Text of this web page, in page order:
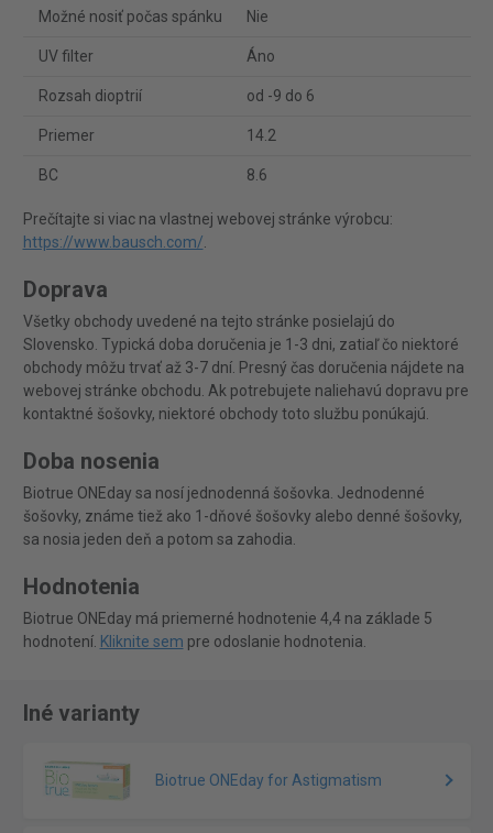
Možné nosiť počas spánku Nie
UV filter Áno
Rozsah dioptrií od -9 do 6
Priemer 14.2
BC 8.6
Prečítajte si viac na vlastnej webovej stránke výrobcu:
https://www.bausch.com/.
Doprava
Všetky obchody uvedené na tejto stránke posielajú do
Slovensko. Typická doba doručenia je 1-3 dni, zatiaľ čo niektoré
obchody môžu trvať až 3-7 dní. Presný čas doručenia nájdete na
webovej stránke obchodu. Ak potrebujete naliehavú dopravu pre
kontaktné šošovky, niektoré obchody toto službu ponúkajú.
Doba nosenia
Biotrue ONEday sa nosí jednodenná šošovka. Jednodenné
šošovky, známe tiež ako 1-dňové šošovky alebo denné šošovky,
sa nosia jeden deň a potom sa zahodia.
Hodnotenia
Biotrue ONEday má priemerné hodnotenie 4,4 na základe 5
hodnotení. Kliknite sem pre odoslanie hodnotenia.
Iné varianty
Biotrue ONEday for Astigmatism